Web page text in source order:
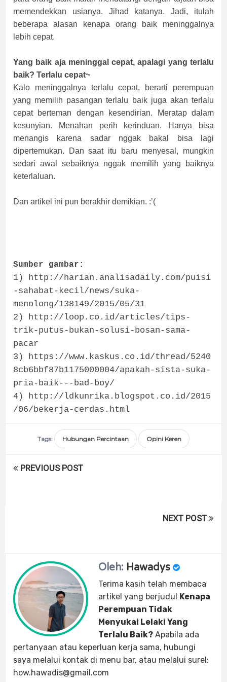
memendekkan usianya. Jihad katanya. Jadi, itulah
beberapa alasan kenapa orang baik meninggalnya
lebih cepat.
Yang baik aja meninggal cepat, apalagi yang terlalu
baik? Terlalu cepat~
Kalo meninggalnya terlalu cepat, berarti perempuan
yang memilih pasangan terlalu baik juga akan terlalu
cepat berteman dengan kesendirian. Meratap dalam
kesunyian. Menahan perih kerinduan. Hanya bisa
menangis karena sadar nggak bakal bisa lagi
dipertemukan. Dan saat itu baru menyesal, mungkin
sedari awal sebaiknya nggak memilih yang baiknya
keterlaluan.
Dan artikel ini pun berakhir demikian. :’(
Sumber gambar:
1) http://harian.analisadaily.com/puisi
-sahabat-kecil/news/suka-
menolong/138149/2015/05/31
2) http://loop.co.id/articles/tips-
trik-putus-bukan-solusi-bosan-sama-
pacar
3) https://www.kaskus.co.id/thread/5240
8cb6bbf87b1175000004/apakah-sista-suka-
pria-baik---bad-boy/
4) http://ldkunrika.blogspot.co.id/2015
/06/bekerja-cerdas.html
Tags: Hubungan Percintaan Opini Keren
PREVIOUS POST
NEXT POST
Oleh: Hawadys
Terima kasih telah membaca
artikel yang berjudul
Kenapa
Perempuan Tidak
Menyukai Lelaki Yang
Terlalu Baik? Apabila ada
pertanyaan atau keperluan kerja sama, hubungi
saya melalui kontak di menu bar, atau melalui surel:
how.hawadis@gmail.com